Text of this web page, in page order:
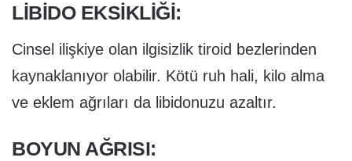
LIBIDO EKSIKLIĞI:
Cinsel ilişkiye olan ilgisizlik tiroid bezlerinden
kaynaklanıyor olabilir. Kötü ruh hali, kilo alma
ve eklem ağrıları da libidonuzu azaltır.
BOYUN AĞRISI: